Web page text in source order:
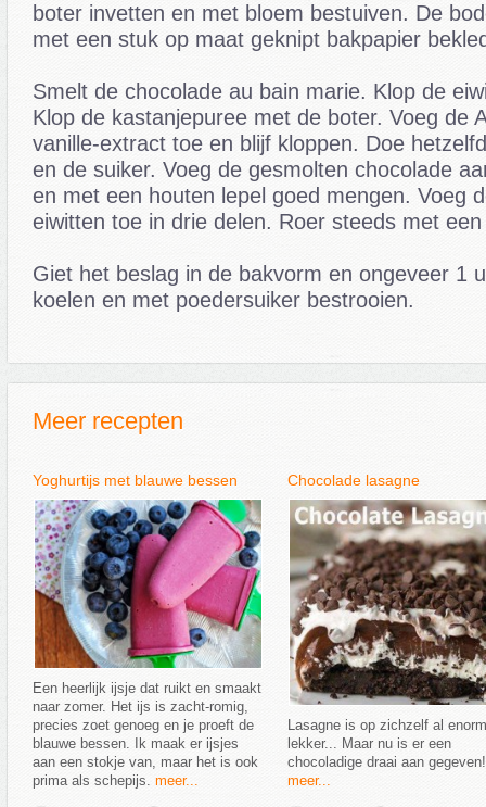
boter invetten en met bloem bestuiven. De
met een stuk op maat geknipt bakpapier
Smelt de chocolade au bain marie. Klop de
Klop de kastanjepuree met de boter. Voeg de
vanille-extract toe en blijf kloppen. Doe
en de suiker. Voeg de gesmolten chocolade
en met een houten lepel goed mengen. Voeg
eiwitten toe in drie delen. Roer steeds met
Giet het beslag in de bakvorm en ongeveer 1
koelen en met poedersuiker bestrooien.
Meer recepten
Yoghurtijs met blauwe bessen
Een heerlijk ijsje dat ruikt en smaakt
naar zomer. Het ijs is zacht-romig,
precies zoet genoeg en je proeft de
blauwe bessen. Ik maak er ijsjes
aan een stokje van, maar het is ook
prima als schepijs. meer...
Chocolade lasagne
Lasagne is op zichzelf al enorm
lekker... Maar nu is er een
chocoladige draai aan gegeven!
meer...